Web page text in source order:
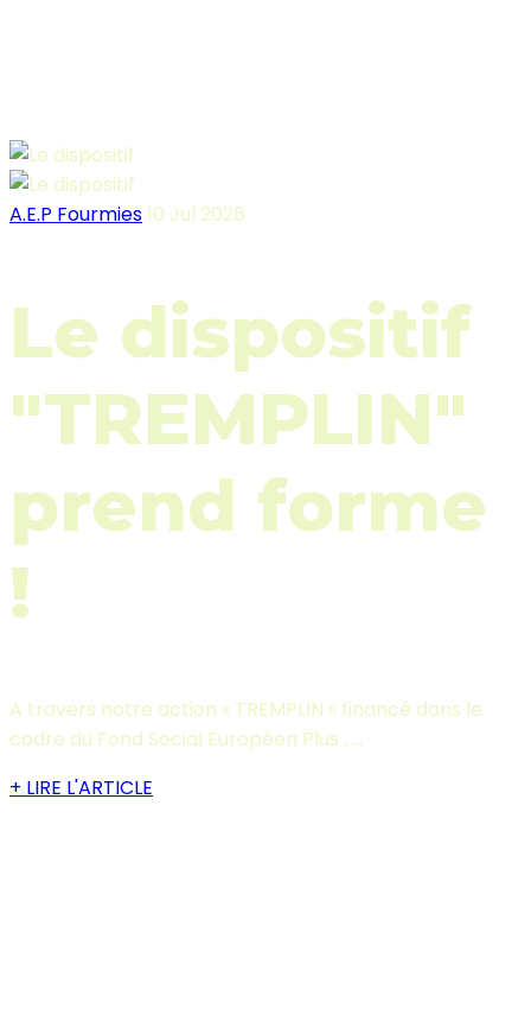
A.E.P Fourmies10 Jul 2026
Le dispositif
"TREMPLIN"
prend forme
!
A travers notre action « TREMPLIN » financé dans le
cadre du Fond Social Européen Plus , ...
+ LIRE L'ARTICLE